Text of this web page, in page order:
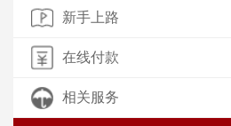
新手上路
在线付款
相关服务